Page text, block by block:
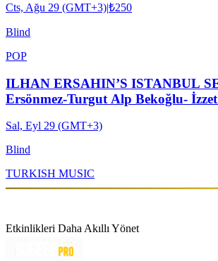
Cts, Ağu 29 (GMT+3)|₺250
Blind
POP
ILHAN ERSAHIN’S ISTANBUL
Ersönmez-Turgut Alp Bekoğlu- İzzet
Sal, Eyl 29 (GMT+3)
Blind
TURKISH MUSIC
Etkinlikleri Daha Akıllı Yönet